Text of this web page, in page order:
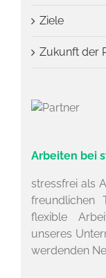
Ziele
Zukunft der
Arbeiten bei
stressfrei als
freundlichen
flexible
unseres
werdenden